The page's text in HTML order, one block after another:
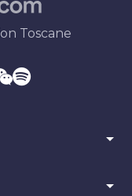
Toscane
arrow_drop_down
arrow_drop_down